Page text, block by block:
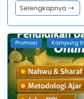
Selengkapnya
Promosi Kampung